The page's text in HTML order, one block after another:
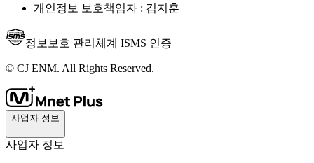
개인정보 보호책임자 : 김지훈
정보보호 관리체계 ISMS 인증
© CJ ENM. All Rights Reserved.
사업자 정보
사업자 정보